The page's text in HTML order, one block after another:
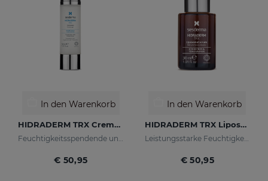
In den Warenkorb
HIDRADERM TRX Cremegel
Feuchtigkeitsspendende und aufhellende Wirkung für Mischhaut
€ 50,95
In den Warenkorb
HIDRADERM TRX Liposomales Serum
Leistungsstarke Feuchtigkeitspflege mit aufhellender Wirkung
€ 50,95